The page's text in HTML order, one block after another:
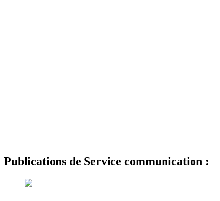
Publications de Service communication :